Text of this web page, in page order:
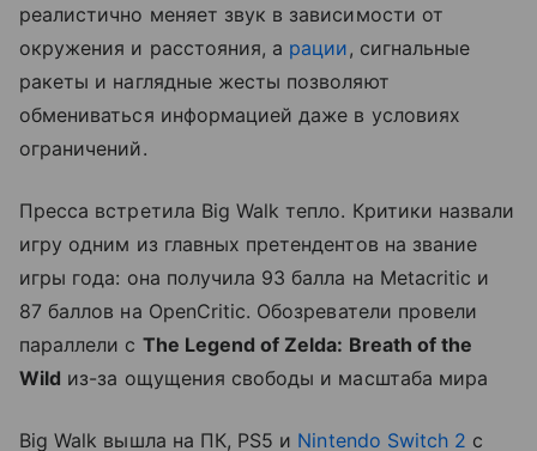
реалистично меняет звук в зависимости от
окружения и расстояния, а рации , сигнальные
ракеты и наглядные жесты позволяют
обмениваться информацией даже в условиях
ограничений.
Пресса встретила Big Walk тепло. Критики назвали
игру одним из главных претендентов на звание
игры года: она получила 93 балла на Metacritic и
87 баллов на OpenCritic. Обозреватели провели
параллели с The Legend of Zelda: Breath of the
Wild из-за ощущения свободы и масштаба мира
Big Walk вышла на ПК, PS5 и Nintendo Switch 2 с